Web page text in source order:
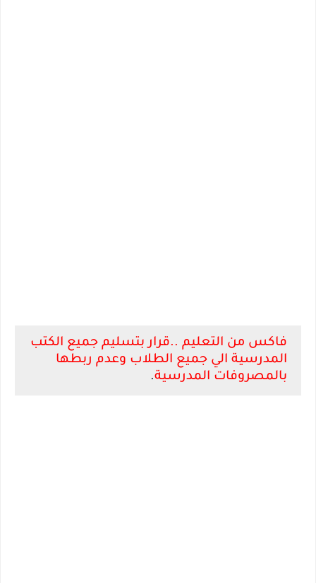
فاكس من التعليم ..قرار بتسليم جميع الكتب
المدرسية الي جميع الطلاب وعدم ربطها
بالمصروفات المدرسية.